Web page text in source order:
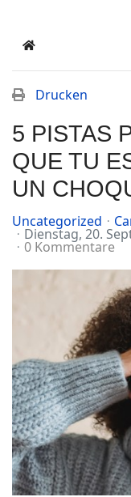
Home
Drucken
5 PISTAS
QUE TU
UN
Uncategorized
Dienstag, 20.
0 Kommentare